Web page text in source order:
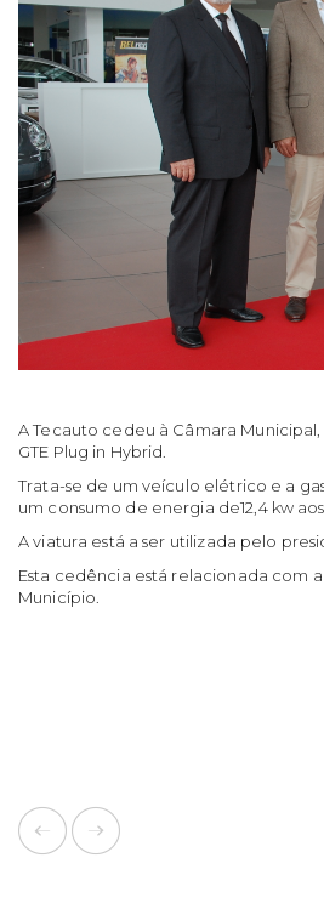
A Tecauto cedeu à Câmara Municipal,
GTE Plug in Hybrid.
Trata-se de um veículo elétrico e a
um consumo de energia de12,4 kw aos
A viatura está a ser utilizada pelo
Esta cedência está relacionada com
Município.